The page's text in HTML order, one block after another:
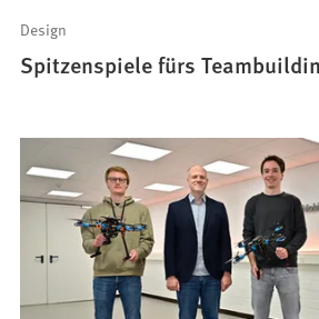
Design
Spitzenspiele fürs